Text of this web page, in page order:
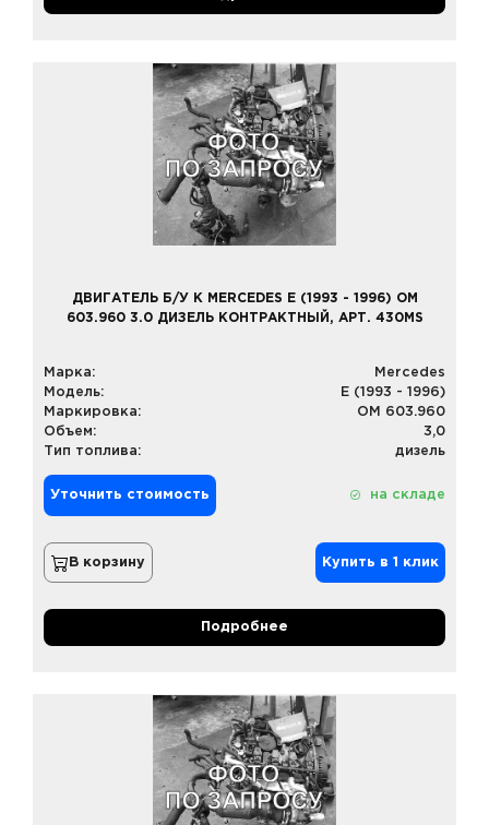
ДВИГАТЕЛЬ Б/У К MERCEDES E (1993 - 1996) OM
603.960 3.0 ДИЗЕЛЬ КОНТРАКТНЫЙ, АРТ. 430MS
Марка:
Mercedes
Модель:
E (1993 - 1996)
Маркировка:
OM 603.960
Объем:
3,0
Тип топлива:
дизель
Уточнить стоимость на складе
В корзину Купить в 1 клик
Подробнее